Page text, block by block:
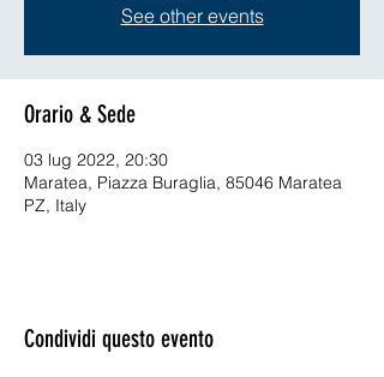
See other events
Orario & Sede
03 lug 2022, 20:30
Maratea, Piazza Buraglia, 85046 Maratea
PZ, Italy
Condividi questo evento